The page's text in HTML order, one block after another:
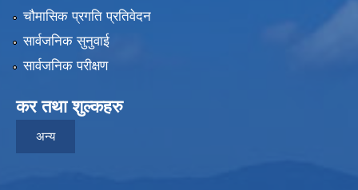
चौमासिक प्रगति प्रतिवेदन
सार्वजनिक सुनुवाई
सार्वजनिक परीक्षण
कर तथा शुल्कहरु
अन्य